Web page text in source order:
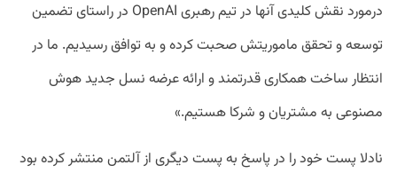
درمورد نقش کلیدی آنها در تیم رهبری OpenAI در راستای تضمین
توسعه و تحقق ماموریتش صحبت کرده و به توافق رسیدیم. ما در
انتظار ساخت همکاری قدرتمند و ارائه عرضه نسل جدید هوش
مصنوعی به مشتریان و شرکا هستیم.»
نادلا پست خود را در پاسخ به پست دیگری از آلتمن منتشر کرده بود